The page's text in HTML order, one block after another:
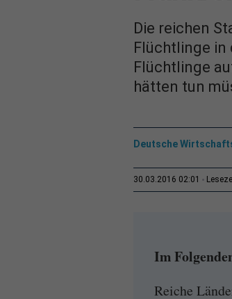
Die reichen
Flüchtlinge in
Flüchtlinge
hätten tun
Deutsche
30.03.2016 02:01
Im
Reiche